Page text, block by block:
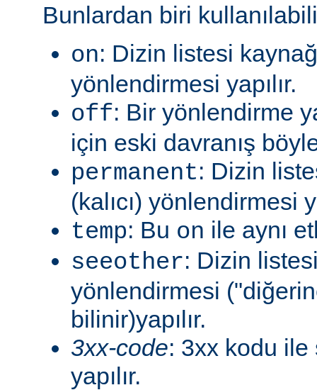
Bunlardan biri
on: Dizin listesi
yönlendirmesi yapılır.
off: Bir yönlendirme
için eski davranış
permanent: Dizin
(kalıcı) yönlendirmesi
temp: Bu on ile aynı
seeother: Dizin
yönlendirmesi
bilinir)yapılır.
3xx-code: 3xx kodu
yapılır.